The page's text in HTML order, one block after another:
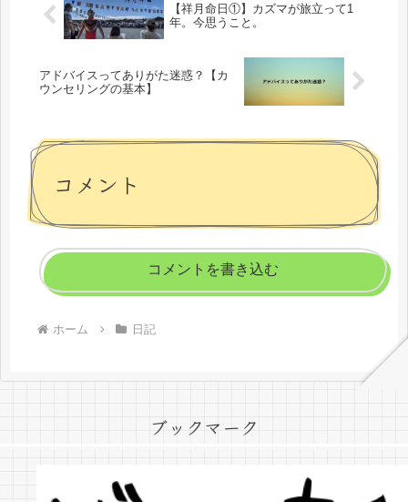
【祥月命日①】カズマが旅立って1
年。今思うこと。
アドバイスってありがた迷惑？【カ
ウンセリングの基本】
コメント
コメントを書き込む
ホーム 日記
ブックマーク